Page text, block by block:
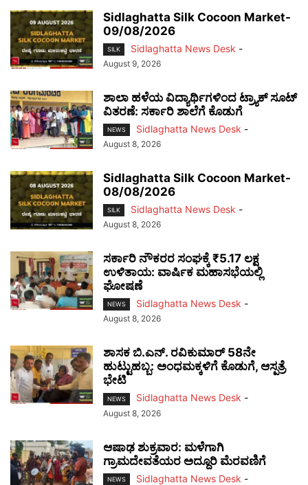
Sidlaghatta Silk Cocoon Market-
09/08/2026
SILK Sidlaghatta News Desk -
August 9, 2026
ಶಾಲಾ ಹಳೆಯ ವಿದ್ಯಾರ್ಥಿಗಳಿಂದ ಟ್ರ್ಯಾಕ್‌ ಸೂಟ್
ವಿತರಣೆ: ಸರ್ಕಾರಿ ಶಾಲೆಗೆ ಕೊಡುಗೆ
NEWS Sidlaghatta News Desk -
August 8, 2026
Sidlaghatta Silk Cocoon Market-
08/08/2026
SILK Sidlaghatta News Desk -
August 8, 2026
ಸರ್ಕಾರಿ ನೌಕರರ ಸಂಘಕ್ಕೆ ₹5.17 ಲಕ್ಷ
ಉಳಿತಾಯ: ವಾರ್ಷಿಕ ಮಹಾಸಭೆಯಲ್ಲಿ
ಘೋಷಣೆ
NEWS Sidlaghatta News Desk -
August 8, 2026
ಶಾಸಕ ಬಿ.ಎನ್. ರವಿಕುಮಾರ್ 58ನೇ
ಹುಟ್ಟುಹಬ್ಬ: ಅಂಧಮಕ್ಕಳಿಗೆ ಕೊಡುಗೆ, ಆಸ್ಪತ್ರೆ
ಭೇಟಿ
NEWS Sidlaghatta News Desk -
August 8, 2026
ಆಷಾಢ ಶುಕ್ರವಾರ: ಮಳೆಗಾಗಿ
ಗ್ರಾಮದೇವತೆಯರ ಅದ್ದೂರಿ ಮೆರವಣಿಗೆ
NEWS Sidlaghatta News Desk -